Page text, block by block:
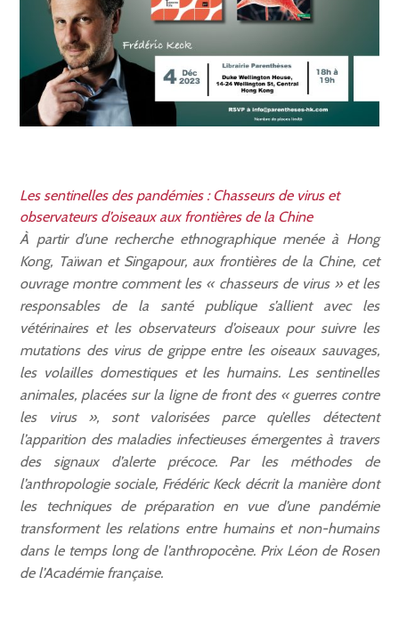
Les sentinelles des pandémies : Chasseurs de virus et
observateurs d’oiseaux aux frontières de la Chine
À partir d’une recherche ethnographique menée à Hong
Kong, Taïwan et Singapour, aux frontières de la Chine, cet
ouvrage montre comment les « chasseurs de virus » et les
responsables de la santé publique s’allient avec les
vétérinaires et les observateurs d’oiseaux pour suivre les
mutations des virus de grippe entre les oiseaux sauvages,
les volailles domestiques et les humains. Les sentinelles
animales, placées sur la ligne de front des « guerres contre
les virus », sont valorisées parce qu’elles détectent
l’apparition des maladies infectieuses émergentes à travers
des signaux d’alerte précoce. Par les méthodes de
l’anthropologie sociale, Frédéric Keck décrit la manière dont
les techniques de préparation en vue d’une pandémie
transforment les relations entre humains et non-humains
dans le temps long de l’anthropocène. Prix Léon de Rosen
de l’Académie française.